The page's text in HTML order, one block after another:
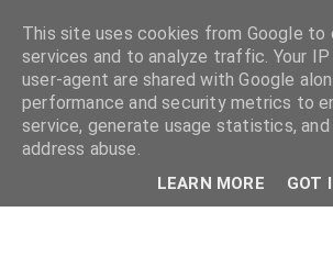
This site uses cookies from Google to
services and to analyze traffic. Your IP
user-agent are shared with Google
performance and security metrics to
service, generate usage statistics,
address abuse.
LEARN MORE GOT